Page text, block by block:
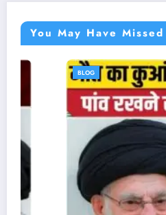
You May Have Missed